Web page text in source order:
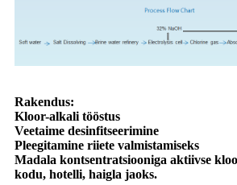
Rakendus:
Kloor-alkali tööstus
Veetaime desinfitseerimine
Pleegitamine riiete valmistamiseks
Madala kontsentratsiooniga aktiivse
kodu, hotelli, haigla jaoks.